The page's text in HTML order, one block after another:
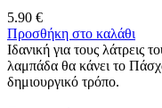
5.90 €
Προσθήκη στο καλάθι
Ιδανική για τους λάτρεις
λαμπάδα θα κάνει το
δημιουργικό τρόπο.